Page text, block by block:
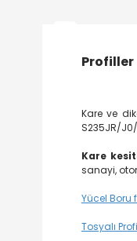
Profiller
Kare ve
S235JR/
Kare
sanayi,
Yücel Boru
Tosyalı